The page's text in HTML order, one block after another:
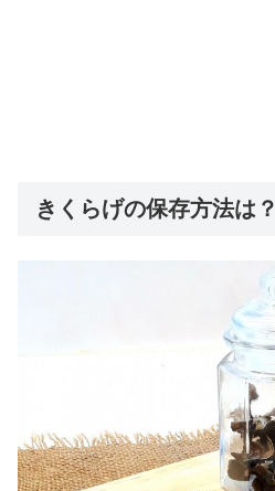
きくらげの保存方法は？